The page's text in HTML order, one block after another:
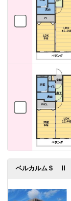
ベルカルムＳ Ⅱ